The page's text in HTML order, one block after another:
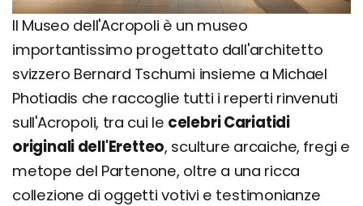
Il Museo dell'Acropoli è un museo
importantissimo progettato dall'architetto
svizzero Bernard Tschumi insieme a Michael
Photiadis che raccoglie tutti i reperti rinvenuti
sull'Acropoli, tra cui le celebri Cariatidi
originali dell'Eretteo, sculture arcaiche, fregi e
metope del Partenone, oltre a una ricca
collezione di oggetti votivi e testimonianze